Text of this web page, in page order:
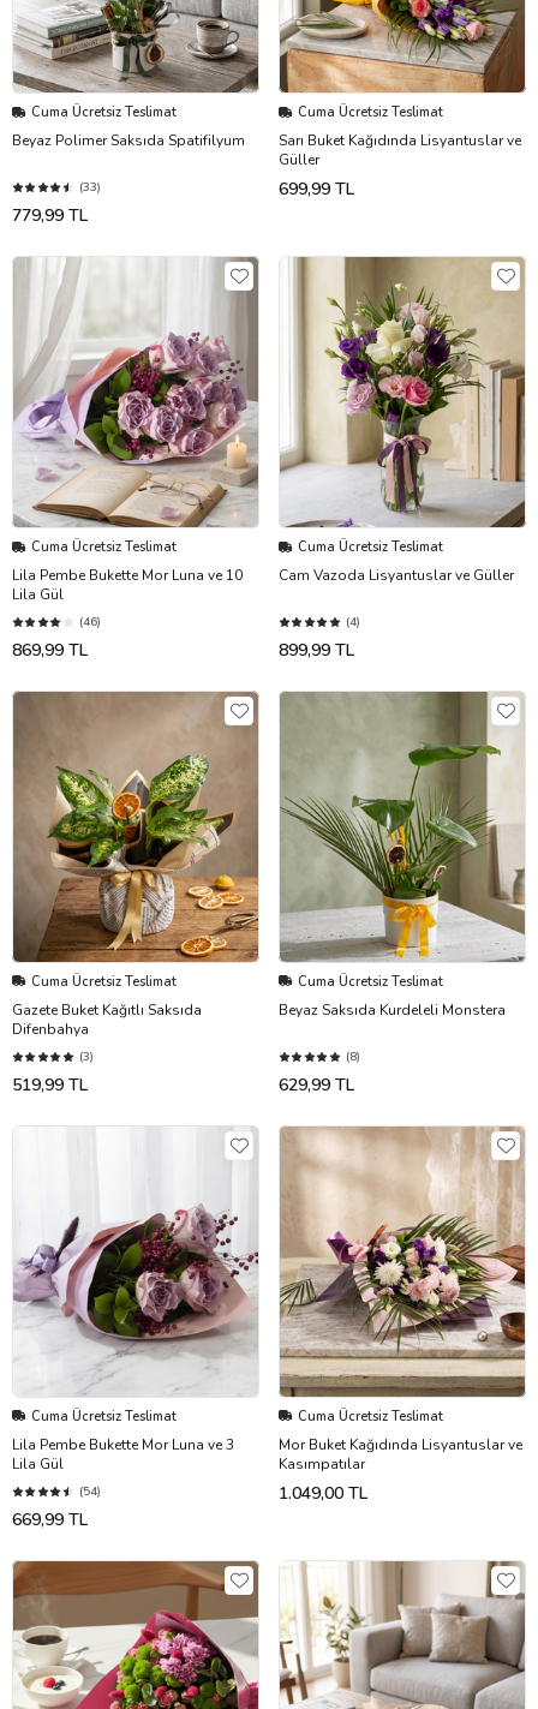
Cuma Ücretsiz Teslimat
Beyaz Polimer Saksıda Spatifilyum
(33)
779,99 TL
Cuma Ücretsiz Teslimat
Sarı Buket Kağıdında Lisyantuslar ve
Güller
699,99 TL
Cuma Ücretsiz Teslimat
Lila Pembe Bukette Mor Luna ve 10
Lila Gül
(46)
869,99 TL
Cuma Ücretsiz Teslimat
Cam Vazoda Lisyantuslar ve Güller
(4)
899,99 TL
Cuma Ücretsiz Teslimat
Gazete Buket Kağıtlı Saksıda
Difenbahya
(3)
519,99 TL
Cuma Ücretsiz Teslimat
Beyaz Saksıda Kurdeleli Monstera
(8)
629,99 TL
Cuma Ücretsiz Teslimat
Lila Pembe Bukette Mor Luna ve 3
Lila Gül
(54)
669,99 TL
Cuma Ücretsiz Teslimat
Mor Buket Kağıdında Lisyantuslar ve
Kasımpatılar
1.049,00 TL